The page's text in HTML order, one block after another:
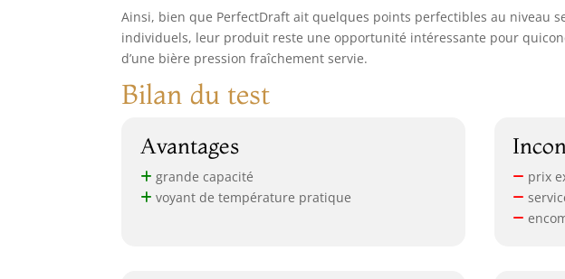
Ainsi, bien que PerfectDraft ait quelques points perfectibles au niveau
individuels, leur produit reste une opportunité intéressante pour
d’une bière pression fraîchement servie.
Bilan du test
Avantages
grande capacité
voyant de température pratique
prix